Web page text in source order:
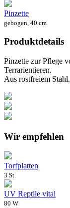
Pinzette
gebogen, 40 cm
Produktdetails
Pinzette zur Pflege
Terrarientieren.
Aus rostfreiem Stahl.
Wir empfehlen
Torfplatten
3 St.
UV Reptile vital
80 W